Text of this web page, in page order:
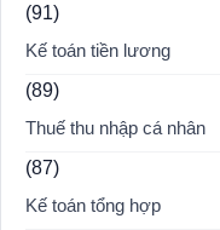
(91)
Kế toán tiền lương
(89)
Thuế thu nhập cá nhân
(87)
Kế toán tổng hợp